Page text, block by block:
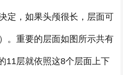
定，如果头颅很长，层面可
。重要的层面如图所示共有
11层就依照这8个层面上下